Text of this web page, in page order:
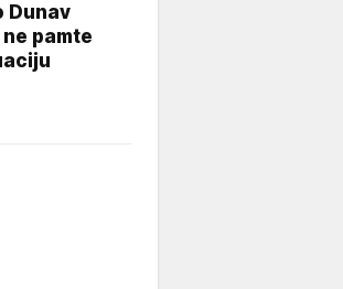
Dunav
pamte